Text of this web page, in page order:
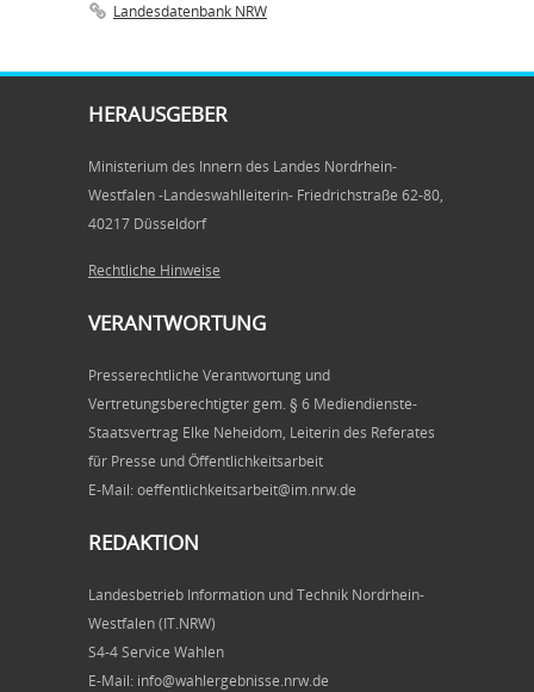
Landesdatenbank NRW
HERAUSGEBER
Ministerium des Innern des Landes Nordrhein-
Westfalen -Landeswahlleiterin- Friedrichstraße 62-80,
40217 Düsseldorf
Rechtliche Hinweise
VERANTWORTUNG
Presserechtliche Verantwortung und
Vertretungsberechtigter gem. § 6 Mediendienste-
Staatsvertrag Elke Neheidom, Leiterin des Referates
für Presse und Öffentlichkeitsarbeit
E-Mail: oeffentlichkeitsarbeit@im.nrw.de
REDAKTION
Landesbetrieb Information und Technik Nordrhein-
Westfalen (IT.NRW)
S4-4 Service Wahlen
E-Mail: info@wahlergebnisse.nrw.de